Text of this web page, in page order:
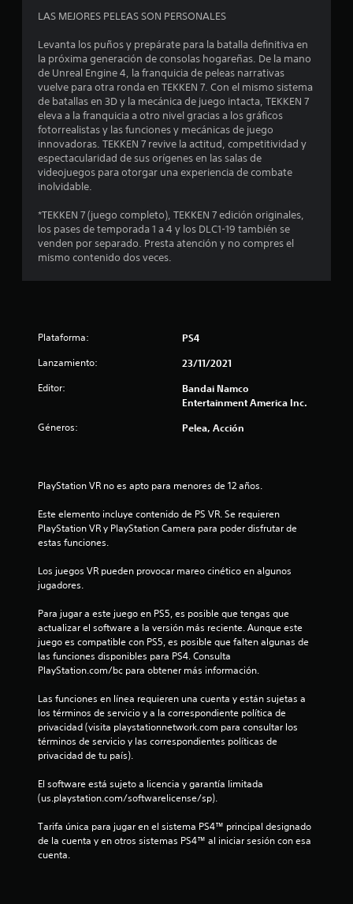
l
s
i
n
c
t
a
s
n
l
LAS MEJORES PELEAS SON PERSONALES
Levanta los puños y prepárate para la batalla definitiva en
la próxima generación de consolas hogareñas. De la mano
de Unreal Engine 4, la franquicia de peleas narrativas
vuelve para otra ronda en TEKKEN 7. Con el mismo sistema
de batallas en 3D y la mecánica de juego intacta, TEKKEN 7
eleva a la franquicia a otro nivel gracias a los gráficos
fotorrealistas y las funciones y mecánicas de juego
innovadoras. TEKKEN 7 revive la actitud, competitividad y
espectacularidad de sus orígenes en las salas de
videojuegos para otorgar una experiencia de combate
inolvidable.
*TEKKEN 7 (juego completo), TEKKEN 7 edición originales,
los pases de temporada 1 a 4 y los DLC1-19 también se
venden por separado. Presta atención y no compres el
mismo contenido dos veces.
Plataforma: PS4
Lanzamiento: 23/11/2021
Editor:
Bandai Namco
Entertainment America Inc.
Géneros: Pelea, Acción
PlayStation VR no es apto para menores de 12 años.
Este elemento incluye contenido de PS VR. Se requieren
PlayStation VR y PlayStation Camera para poder disfrutar de
estas funciones.
Los juegos VR pueden provocar mareo cinético en algunos
jugadores.
Para jugar a este juego en PS5, es posible que tengas que
actualizar el software a la versión más reciente. Aunque este
juego es compatible con PS5, es posible que falten algunas de
las funciones disponibles para PS4. Consulta
PlayStation.com/bc para obtener más información.
Las funciones en línea requieren una cuenta y están sujetas a
los términos de servicio y a la correspondiente política de
privacidad (visita playstationnetwork.com para consultar los
términos de servicio y las correspondientes políticas de
privacidad de tu país).
El software está sujeto a licencia y garantía limitada
(us.playstation.com/softwarelicense/sp).
Tarifa única para jugar en el sistema PS4™ principal designado
de la cuenta y en otros sistemas PS4™ al iniciar sesión con esa
cuenta.